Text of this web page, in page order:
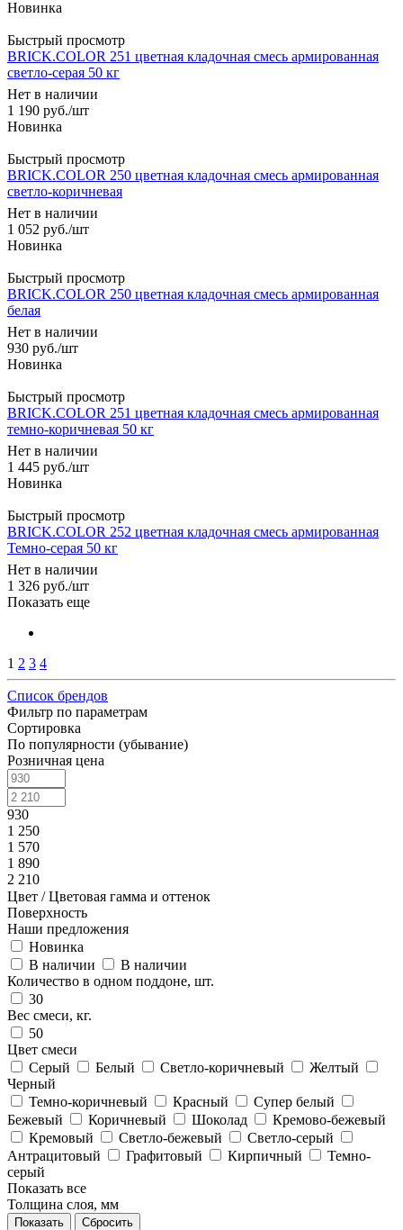
Быстрый просмотр
BRICK.COLOR 251 цветная кладочная смесь армированная
светло-серая 50 кг
Нет в наличии
1 190 руб./шт
Быстрый просмотр
BRICK.COLOR 250 цветная кладочная смесь армированная
светло-коричневая
Нет в наличии
1 052 руб./шт
Быстрый просмотр
BRICK.COLOR 250 цветная кладочная смесь армированная
белая
Нет в наличии
930 руб./шт
Быстрый просмотр
BRICK.COLOR 251 цветная кладочная смесь армированная
темно-коричневая 50 кг
Нет в наличии
1 445 руб./шт
Быстрый просмотр
BRICK.COLOR 252 цветная кладочная смесь армированная
Темно-серая 50 кг
Нет в наличии
1 326 руб./шт
Показать еще
1 2 3 4
Список брендов
Фильтр по параметрам
Сортировка
По популярности (убывание)
Розничная цена
930
1 250
1 570
1 890
2 210
Цвет / Цветовая гамма и оттенок
Поверхность
Наши предложения
Новинка
В наличии
В наличии
Количество в одном поддоне, шт.
30
Вес смеси, кг.
50
Цвет смеси
Серый
Белый Светло-коричневый
Желтый
Черный
Темно-коричневый
Красный
Супер белый
Бежевый
Коричневый Шоколад
Кремово-бежевый
Кремовый
Светло-бежевый
Светло-серый
Антрацитовый
Графитовый Кирпичный
Темно-
серый
Показать все
Толщина слоя, мм
Сбросить